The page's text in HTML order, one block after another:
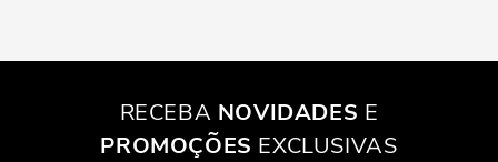
RECEBA NOVIDADES E
PROMOÇÕES EXCLUSIVAS